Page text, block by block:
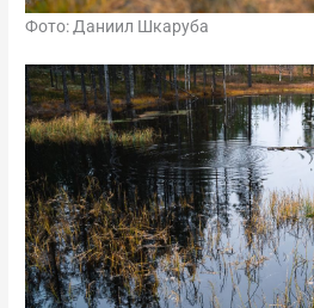
Фото: Даниил Шкаруба